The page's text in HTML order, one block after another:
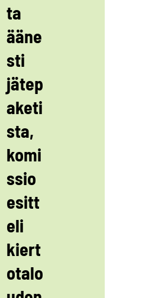
ta
ääne
sti
jätep
aketi
sta,
komi
ssio
esitt
eli
kiert
otalo